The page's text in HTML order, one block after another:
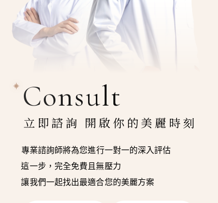
Consult
立即諮詢 開啟你的美麗時刻
專業諮詢師將為您進行一對一的深入評估
這一步，完全免費且無壓力
讓我們一起找出最適合您的美麗方案